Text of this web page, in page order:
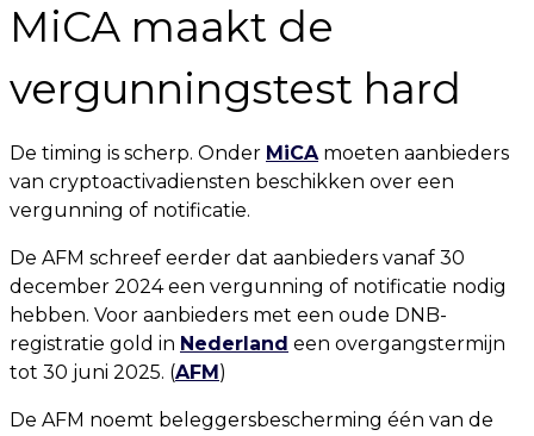
MiCA maakt de
vergunningstest hard
De timing is scherp. Onder MiCAmoeten aanbieders
van cryptoactivadiensten beschikken over een
vergunning of notificatie.
De AFM schreef eerder dat aanbieders vanaf 30
december 2024 een vergunning of notificatie nodig
hebben. Voor aanbieders met een oude DNB-
registratie gold in Nederland een overgangstermijn
tot 30 juni 2025. (AFM)
De AFM noemt beleggersbescherming één van de